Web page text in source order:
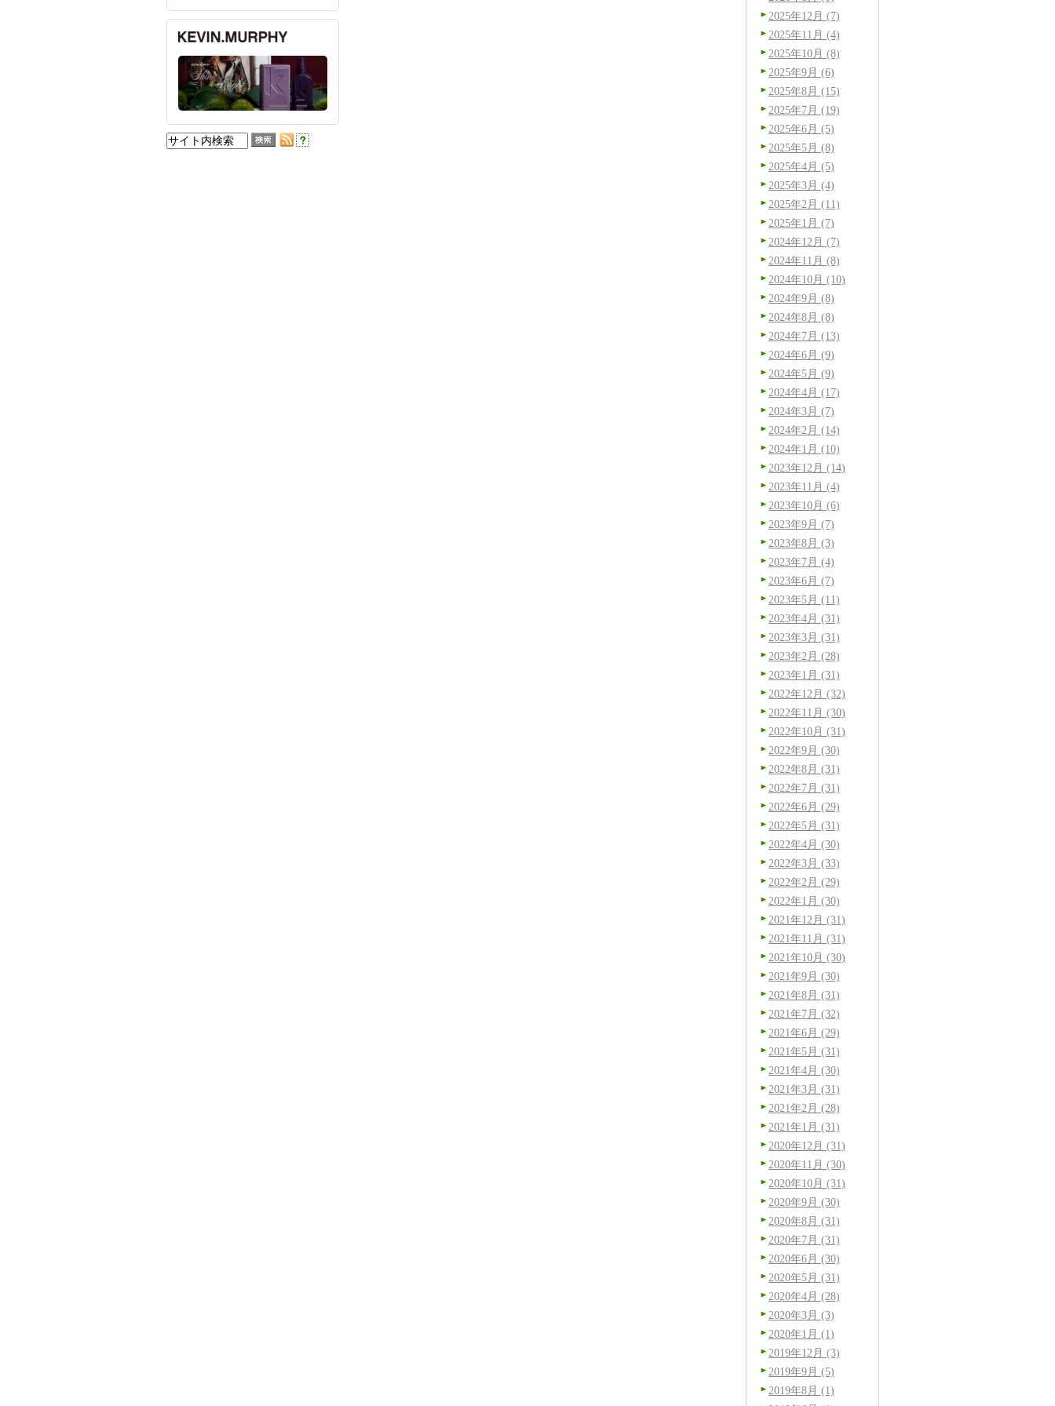
2025年12月 (7)
2025年11月 (4)
2025年10月 (8)
2025年9月 (6)
2025年8月 (15)
2025年7月 (19)
2025年6月 (5)
2025年5月 (8)
2025年4月 (5)
2025年3月 (4)
2025年2月 (11)
2025年1月 (7)
2024年12月 (7)
2024年11月 (8)
2024年10月 (10)
2024年9月 (8)
2024年8月 (8)
2024年7月 (13)
2024年6月 (9)
2024年5月 (9)
2024年4月 (17)
2024年3月 (7)
2024年2月 (14)
2024年1月 (10)
2023年12月 (14)
2023年11月 (4)
2023年10月 (6)
2023年9月 (7)
2023年8月 (3)
2023年7月 (4)
2023年6月 (7)
2023年5月 (11)
2023年4月 (31)
2023年3月 (31)
2023年2月 (28)
2023年1月 (31)
2022年12月 (32)
2022年11月 (30)
2022年10月 (31)
2022年9月 (30)
2022年8月 (31)
2022年7月 (31)
2022年6月 (29)
2022年5月 (31)
2022年4月 (30)
2022年3月 (33)
2022年2月 (29)
2022年1月 (30)
2021年12月 (31)
2021年11月 (31)
2021年10月 (30)
2021年9月 (30)
2021年8月 (31)
2021年7月 (32)
2021年6月 (29)
2021年5月 (31)
2021年4月 (30)
2021年3月 (31)
2021年2月 (28)
2021年1月 (31)
2020年12月 (31)
2020年11月 (30)
2020年10月 (31)
2020年9月 (30)
2020年8月 (31)
2020年7月 (31)
2020年6月 (30)
2020年5月 (31)
2020年4月 (28)
2020年3月 (3)
2020年1月 (1)
2019年12月 (3)
2019年9月 (5)
2019年8月 (1)